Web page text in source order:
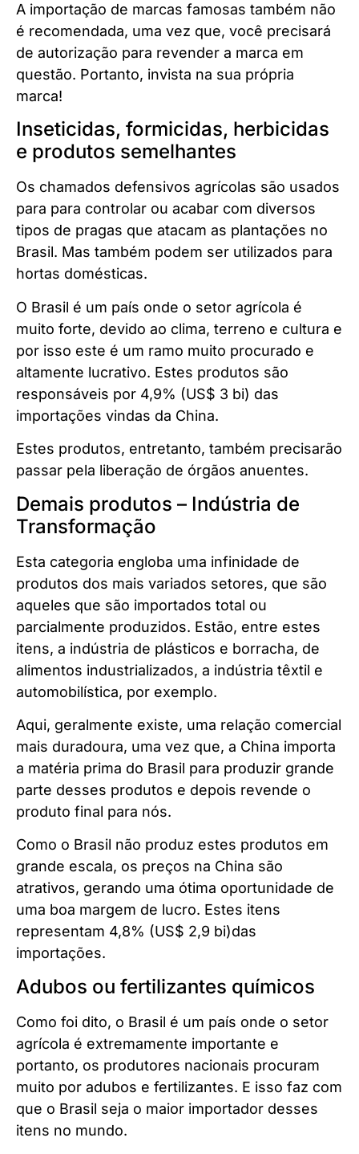
A importação de marcas famosas também não
é recomendada, uma vez que, você precisará
de autorização para revender a marca em
questão. Portanto, invista na sua própria
marca!
Inseticidas, formicidas, herbicidas
e produtos semelhantes
Os chamados defensivos agrícolas são usados
para para controlar ou acabar com diversos
tipos de pragas que atacam as plantações no
Brasil. Mas também podem ser utilizados para
hortas domésticas.
O Brasil é um país onde o setor agrícola é
muito forte, devido ao clima, terreno e cultura e
por isso este é um ramo muito procurado e
altamente lucrativo. Estes produtos são
responsáveis por 4,9% (US$ 3 bi) das
importações vindas da China.
Estes produtos, entretanto, também precisarão
passar pela liberação de órgãos anuentes.
Demais produtos – Indústria de
Transformação
Esta categoria engloba uma infinidade de
produtos dos mais variados setores, que são
aqueles que são importados total ou
parcialmente produzidos. Estão, entre estes
itens, a indústria de plásticos e borracha, de
alimentos industrializados, a indústria têxtil e
automobilística, por exemplo.
Aqui, geralmente existe, uma relação comercial
mais duradoura, uma vez que, a China importa
a matéria prima do Brasil para produzir grande
parte desses produtos e depois revende o
produto final para nós.
Como o Brasil não produz estes produtos em
grande escala, os preços na China são
atrativos, gerando uma ótima oportunidade de
uma boa margem de lucro. Estes itens
representam 4,8% (US$ 2,9 bi)das
importações.
Adubos ou fertilizantes químicos
Como foi dito, o Brasil é um país onde o setor
agrícola é extremamente importante e
portanto, os produtores nacionais procuram
muito por adubos e fertilizantes. E isso faz com
que o Brasil seja o maior importador desses
itens no mundo.